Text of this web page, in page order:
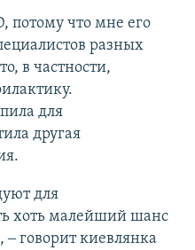
потому что мне его
разных
в частности,
для
другая
для
хоть малейший шанс
‒ говорит киевлянка